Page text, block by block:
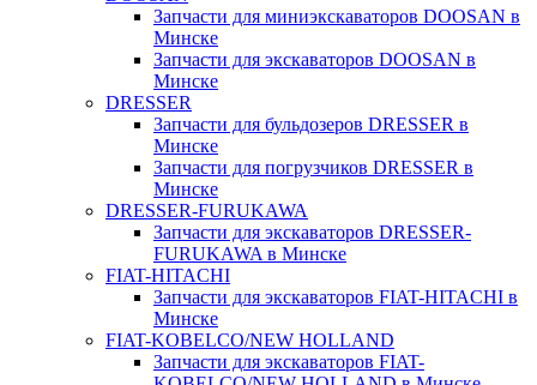
Запчасти для миниэкскаваторов DOOSAN в
Минске
Запчасти для экскаваторов DOOSAN в
Минске
DRESSER
Запчасти для бульдозеров DRESSER в
Минске
Запчасти для погрузчиков DRESSER в
Минске
DRESSER-FURUKAWA
Запчасти для экскаваторов DRESSER-
FURUKAWA в Минске
FIAT-HITACHI
Запчасти для экскаваторов FIAT-HITACHI в
Минске
FIAT-KOBELCO/NEW HOLLAND
Запчасти для экскаваторов FIAT-